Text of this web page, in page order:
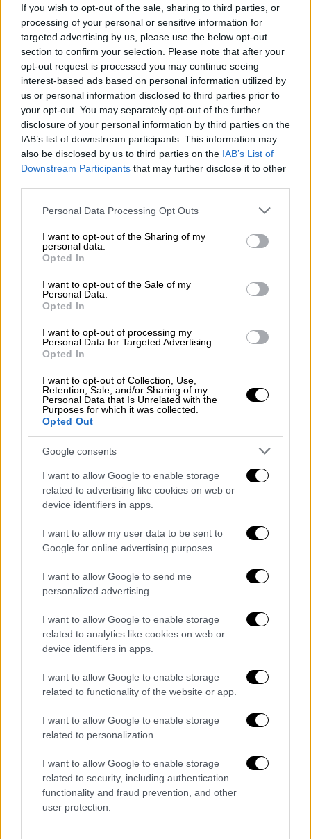
If you wish to opt-out of the sale, sharing to third parties, or
processing of your personal or sensitive information for
targeted advertising by us, please use the below opt-out
section to confirm your selection. Please note that after your
opt-out request is processed you may continue seeing
interest-based ads based on personal information utilized by
us or personal information disclosed to third parties prior to
your opt-out. You may separately opt-out of the further
disclosure of your personal information by third parties on the
IAB’s list of downstream participants. This information may
also be disclosed by us to third parties on the IAB’s List of
Downstream Participants that may further disclose it to other
Please note that this website/app uses one or more Google
not limited to your visit or usage behaviour. You may click to
grant or deny consent to Google and its third-party tags to
use your data for below specified purposes in below Google
consent section.
Personal Data Processing Opt Outs
I want to opt-out of the Sharing of my
personal data.
Opted In
I want to opt-out of the Sale of my
Personal Data.
Opted In
I want to opt-out of processing my
Personal Data for Targeted Advertising.
Opted In
I want to opt-out of Collection, Use,
Retention, Sale, and/or Sharing of my
Personal Data that Is Unrelated with the
Purposes for which it was collected.
Opted Out
Google consents
I want to allow Google to enable storage
related to advertising like cookies on web or
device identifiers in apps.
I want to allow my user data to be sent to
Google for online advertising purposes.
I want to allow Google to send me
personalized advertising.
I want to allow Google to enable storage
related to analytics like cookies on web or
device identifiers in apps.
I want to allow Google to enable storage
related to functionality of the website or app.
I want to allow Google to enable storage
related to personalization.
I want to allow Google to enable storage
related to security, including authentication
functionality and fraud prevention, and other
user protection.
προηγούμενα χρόνια, σύμφωνα με τα
στοιχεία από την ανάλυση των λυμάτων που
παρουσίασε οΝίκος Θωμαΐδης .
Ο καθηγητής αναλυτικής χημείας του ΕΚΠΑ
σημείωσε μιλώντας στονAlphaκαι τους
«Πρωταγωνιστές»ότι η χρήση της κάνναβης
αυξάνεται τον χειμώνακαιμειώνεται το
καλοκαίριενώ έχει παρατηρηθεί και αύξηση
της χρήσης κοκαΐνης «που φτάνει στην
«Από τον Μάρτιο του 2020 σκεφτήκαμε να
αναλύουμε τα λύματα κάθε μήνα για να δούμε
αν σε συνθήκες πανδημίας έχουμε κάποια
μεταβολή στη χρήση ουσιών. Διαπιστώσαμε
πως από τον Σεπτέμβριο έως και τον
Μάρτιο έχουμε μία αύξηση της κάνναβης,
ενώ από τον Απρίλιο έως τον Αύγουστο
έχουμε μία μείωση», είπε αρχικά ο
καθηγητής.
«Τα τελευταία στοιχεία δείχνουν ότι
είμαστε σε μία κατανάλωση του 10% του
πληθυσμού της Αττικής» σημείωσε ενώ
αναφορικά με την ποιότητα της κάνναβης,
είπε: «Τα στοιχεία μας δείχνουν ότι είναι
αντίστοιχα με αυτά του ευρωπαϊκού κέντρου
παρακολούθησης των ναρκωτικών. Τα
τελευταία χρόνια η κάνναβη που κυκλοφορεί
στην Ευρώπη είναι χαμηλότερης ποιότητας
από τα προηγούμενα χρόνια. Φαίνεται ότι η
καλλιέργεια και η διακίνηση της κάνναβης
έχει κάποια προβλήματα»
«Η κάνναβη είναι η ουσία που καταναλώνεται
περισσότερο από οποιαδήποτε άλλη,